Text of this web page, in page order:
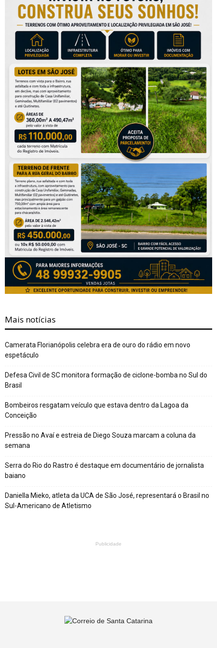
Mais notícias
Camerata Florianópolis celebra era de ouro do rádio em novo
espetáculo
Defesa Civil de SC monitora formação de ciclone-bomba no Sul do
Brasil
Bombeiros resgatam veículo que estava dentro da Lagoa da
Conceição
Pressão no Avaí e estreia de Diego Souza marcam a coluna da
semana
Serra do Rio do Rastro é destaque em documentário de jornalista
baiano
Daniella Mieko, atleta da UCA de São José, representará o Brasil no
Sul-Americano de Atletismo
Publicidade